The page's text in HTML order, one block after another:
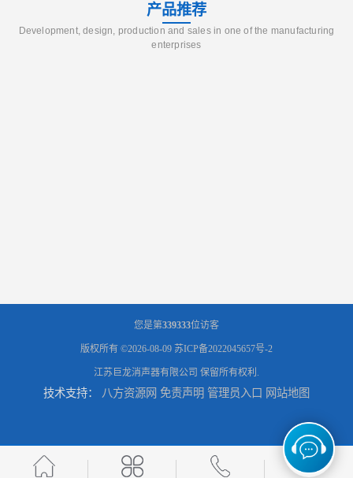
产品推荐
Development, design, production and sales in one of the manufacturing
enterprises
您是第339333位访客
版权所有 ©2026-08-09 苏ICP备2022045657号-2
江苏巨龙消声器有限公司 保留所有权利.
技术支持： 八方资源网 免责声明 管理员入口 网站地图